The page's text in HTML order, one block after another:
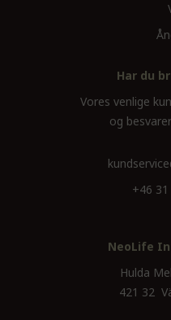
Har du
Vores venlige
og
+46
NeoLife
Hulda
421 32